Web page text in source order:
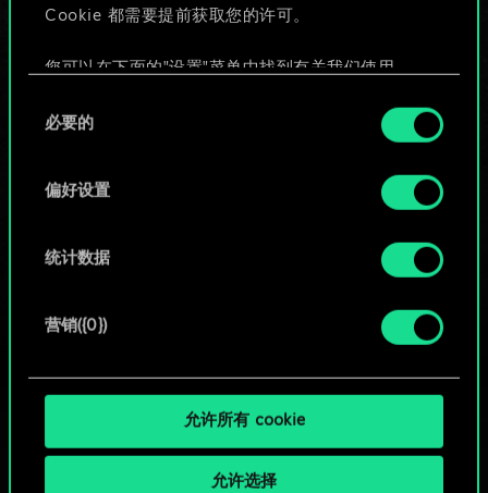
Cookie 都需要提前获取您的许可。
您可以在下面的"设置"菜单中找到有关我们使用
好。一旦您了解了其中的内容并准备好继续，请点
必要的
偏好设置
统计数据
营销({0})
允许所有 cookie
允许选择
给牌组命名并撰写攻略